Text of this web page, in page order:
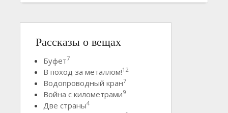
Рассказы о вещах
Буфет7
В поход за металлом!12
Водопроводный кран7
Война с километрами9
Две страны4